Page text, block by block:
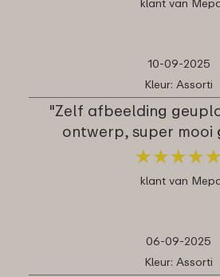
10-09-2025
Kleur: Assorti
"Zelf afbeelding
ontwerp, super mooi
★★★★★
★★★★★
klant van
06-09-2025
Kleur: Assorti